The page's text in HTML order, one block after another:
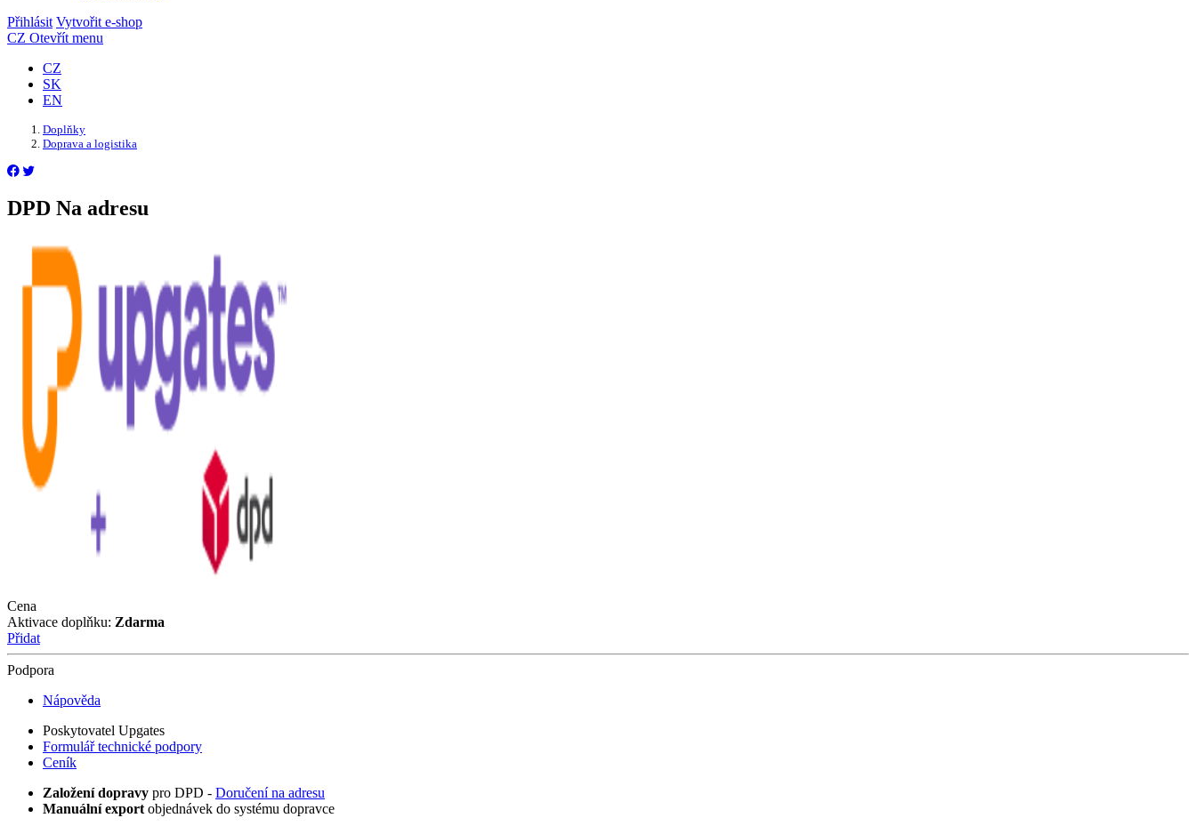
Přihlásit Vytvořit e-shop
CZ Otevřít menu
CZ
SK
EN
Doplňky
Doprava a logistika
DPD Na adresu
Cena
Aktivace doplňku: Zdarma
Přidat
Podpora
Nápověda
Poskytovatel Upgates
Formulář technické podpory
Ceník
Založení dopravy pro DPD - Doručení na adresu
Manuální export objednávek do systému dopravce